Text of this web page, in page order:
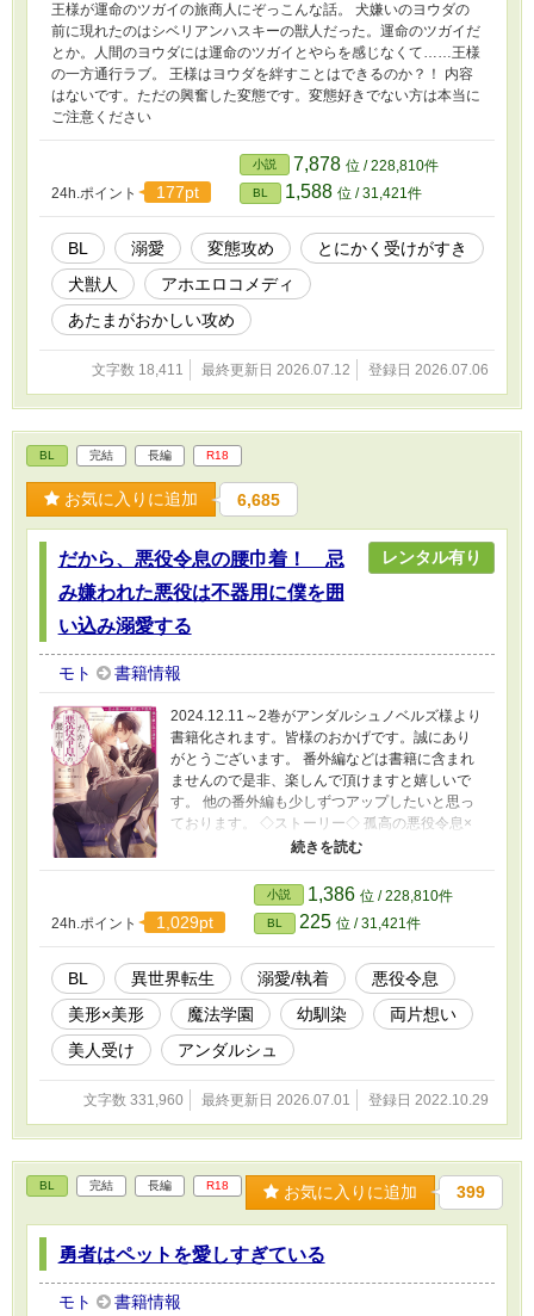
王様が運命のツガイの旅商人にぞっこんな話。 犬嫌いのヨウダの
前に現れたのはシベリアンハスキーの獣人だった。運命のツガイだ
とか。人間のヨウダには運命のツガイとやらを感じなくて……王様
の一方通行ラブ。 王様はヨウダを絆すことはできるのか？！ 内容
はないです。ただの興奮した変態です。変態好きでない方は本当に
ご注意ください
24h.ポイント 177pt
小説 7,878 位 / 228,810件
BL 1,588 位 / 31,421件
BL 溺愛 変態攻め
とにかく受けがすき
犬獣人
アホエロコメディ
あたまがおかしい攻め
文字数 18,411 最終更新日 2026.07.12 登録日 2026.07.06
BL 完結 長編 R18
お気に入りに追加 6,685
だから、悪役令息の腰巾着！ 忌
み嫌われた悪役は不器用に僕を囲
い込み溺愛する
レンタル有り
モト 書籍情報
2024.12.11～2巻がアンダルシュノベルズ様より
書籍化されます。皆様のおかげです。誠にあり
がとうございます。 番外編などは書籍に含まれ
ませんので是非、楽しんで頂けますと嬉しいで
す。 他の番外編も少しずつアップしたいと思っ
ております。 ◇ストーリー◇ 孤高の悪役令息×
ＢＬ漫画の総受け主人公に転生した美人 姉が書
いたＢＬ漫画の総モテ主人公に転生したフラン
は、総モテフラグを折る為に、悪役令息サモン
に取り入ろうとする。しかしサモンは誰にも心
を許さない一匹狼。周囲の人から怖がられ悪鬼
と呼ばれる存在。 そんなサモンに寄り添い、フ
ランはサモンの悪役フラグも折ろうと決意する
──。 互いに信頼関係を築いて、サモンの腰巾着
となったフランだが、ある変化が……。どんど
んサモンが過保護になって──！？ ・書籍化部分
では、web未公開その後の番外編＊がございま
す。 総受け設定のキャラだというだけで、総受
けではありません。CPは固定。 自分好みに育っ
ちゃった悪役とのラブコメになります。
24h.ポイント 1,029pt
小説 1,386 位 / 228,810件
BL 225 位 / 31,421件
BL 異世界転生 溺愛/執着
悪役令息
美形×美形
魔法学園 幼馴染
両片想い
美人受け
アンダルシュ
文字数 331,960 最終更新日 2026.07.01 登録日 2022.10.29
BL 完結 長編 R18 お気に入りに追加 399
勇者はペットを愛しすぎている
モト 書籍情報